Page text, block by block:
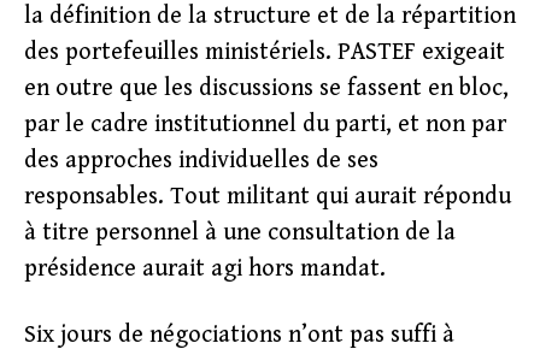
la définition de la structure et de la répartition
des portefeuilles ministériels. PASTEF exigeait
en outre que les discussions se fassent en bloc,
par le cadre institutionnel du parti, et non par
des approches individuelles de ses
responsables. Tout militant qui aurait répondu
à titre personnel à une consultation de la
présidence aurait agi hors mandat.
Six jours de négociations n’ont pas suffi à